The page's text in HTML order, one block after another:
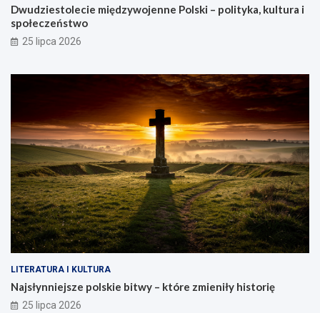
Dwudziestolecie międzywojenne Polski – polityka, kultura i
społeczeństwo
25 lipca 2026
LITERATURA I KULTURA
Najsłynniejsze polskie bitwy – które zmieniły historię
25 lipca 2026